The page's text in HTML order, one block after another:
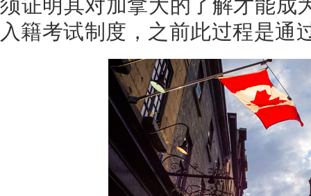
须证明其对加拿大的了解才能成
入籍考试制度，之前此过程是通